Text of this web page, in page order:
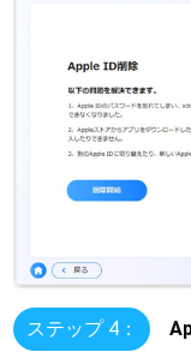
ステップ 4：